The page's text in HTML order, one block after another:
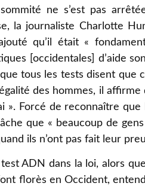
ne s’est pas
la journaliste Charlotte
qu’il était «
[occidentales] d’aide
tous les tests disent que
des hommes, il affirme
». Forcé de reconnaître que
que « beaucoup de
ils n’ont pas fait leur
ADN dans la loi, alors
florès en Occident,